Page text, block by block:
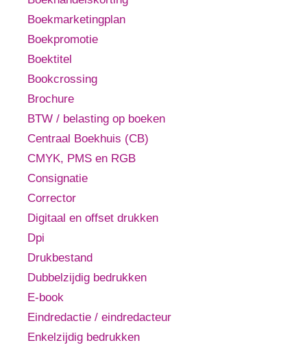
Boekmarketingplan
Boekpromotie
Boektitel
Bookcrossing
Brochure
BTW / belasting op boeken
Centraal Boekhuis (CB)
CMYK, PMS en RGB
Consignatie
Corrector
Digitaal en offset drukken
Dpi
Drukbestand
Dubbelzijdig bedrukken
E-book
Eindredactie / eindredacteur
Enkelzijdig bedrukken